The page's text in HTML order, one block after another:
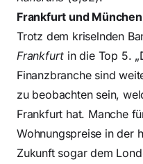
Frankfurt und
Trotz dem kriselnden
Frankfurt in die Top 5.
Finanzbranche sind
zu beobachten sein,
Frankfurt hat. Manche
Wohnungspreise in der
Zukunft sogar dem